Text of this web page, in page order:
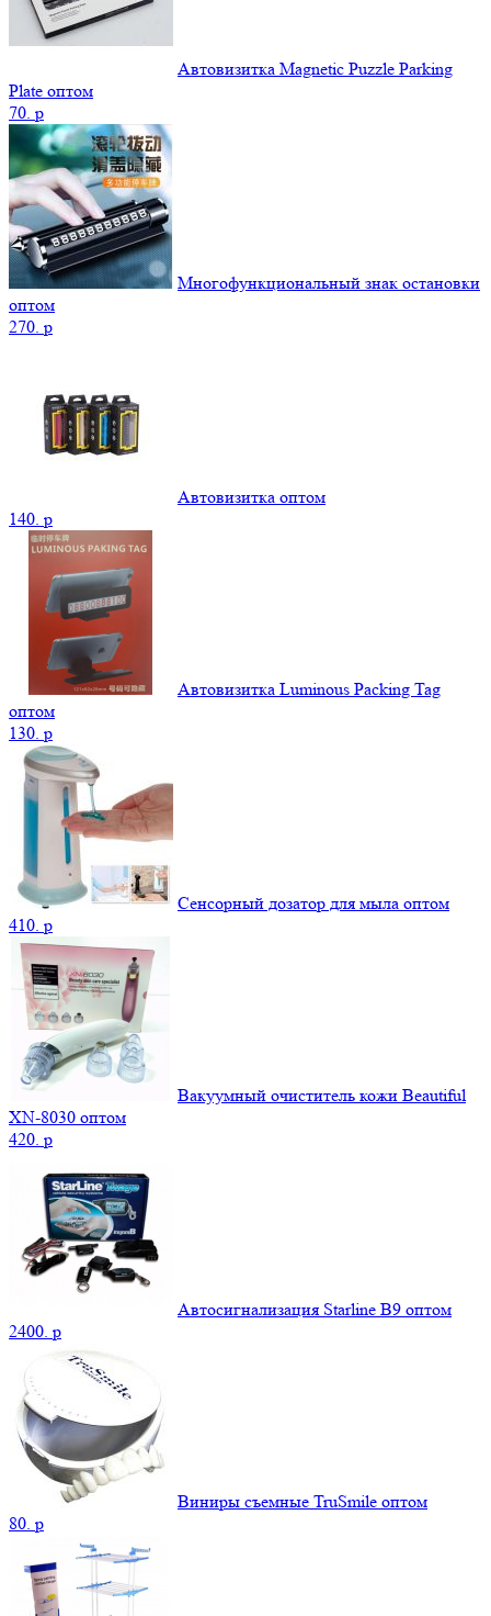
Автовизитка Magnetic Puzzle Parking
Plate оптом
70. p
Многофункциональный знак остановки
оптом
270. p
Автовизитка оптом
140. p
Автовизитка Luminous Packing Tag
оптом
130. p
Сенсорный дозатор для мыла оптом
410. p
Вакуумный очиститель кожи Beautiful
XN-8030 оптом
420. p
Автосигнализация Starline B9 оптом
2400. p
Виниры съемные TruSmile оптом
80. p